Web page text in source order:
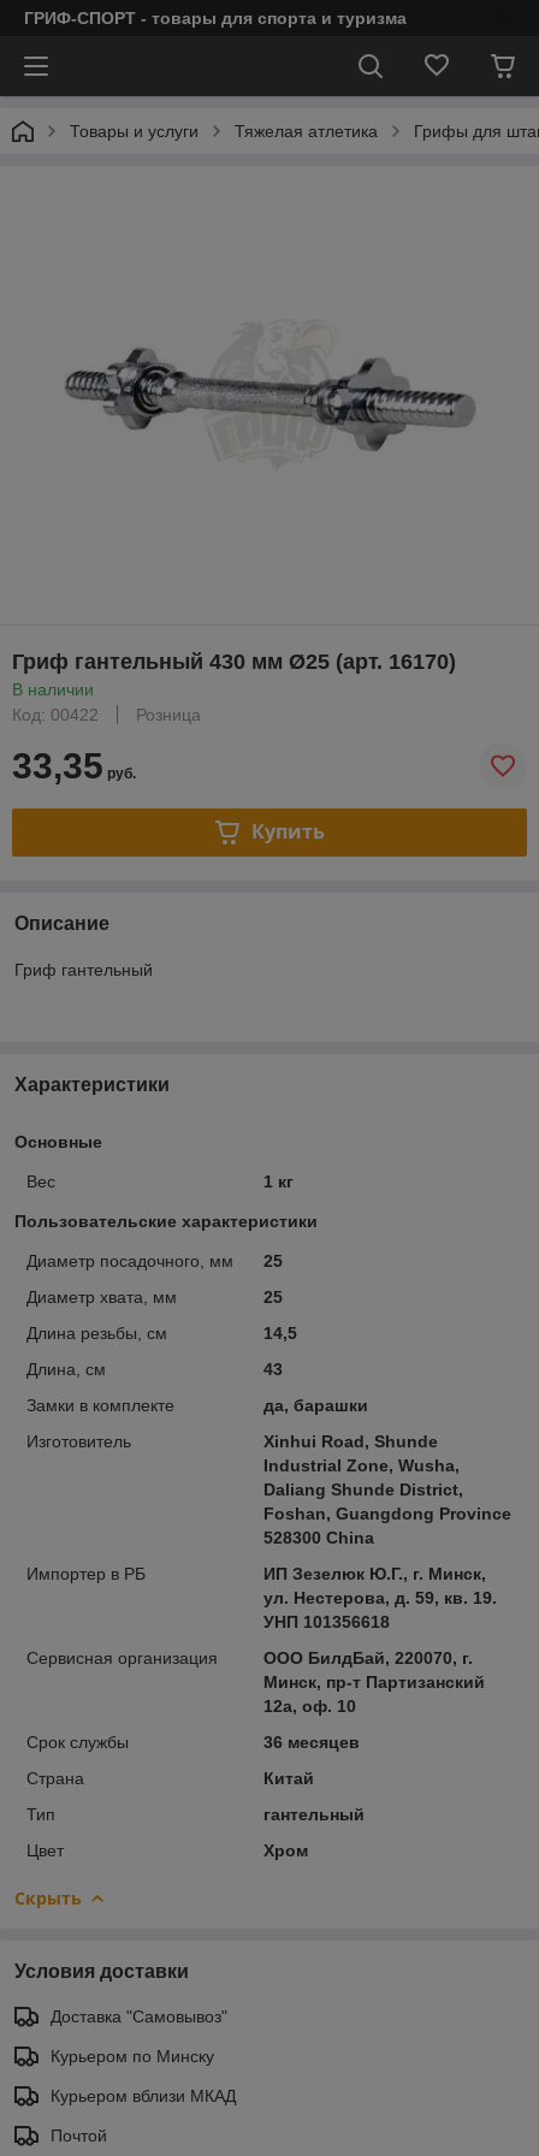
ГРИФ-СПОРТ - товары для спорта и туризма
Товары и услуги Тяжелая атлетика Грифы для
Гриф гантельный 430 мм Ø25 (арт. 16170)
В наличии
Код: 00422
Розница
33,35 руб.
Купить
Описание
Гриф гантельный
Характеристики
Основные
Вес 1 кг
Пользовательские характеристики
Диаметр посадочного, мм
25
Диаметр хвата, мм
25
Длина резьбы, см
14,5
Длина, см
43
Замки в комплекте
да, барашки
Изготовитель
Xinhui Road, Shunde
Industrial Zone, Wusha,
Daliang Shunde District,
Foshan, Guangdong Province
528300 China
Импортер в РБ
ИП Зезелюк Ю.Г., г. Минск,
ул. Нестерова, д. 59, кв. 19.
УНП 101356618
Сервисная организация
ООО БилдБай, 220070, г.
Минск, пр-т Партизанский
12а, оф. 10
Срок службы
36 месяцев
Страна
Китай
Тип
гантельный
Цвет
Хром
Скрыть
Условия доставки
Доставка "Самовывоз"
Курьером по Минску
Курьером вблизи МКАД
Почтой